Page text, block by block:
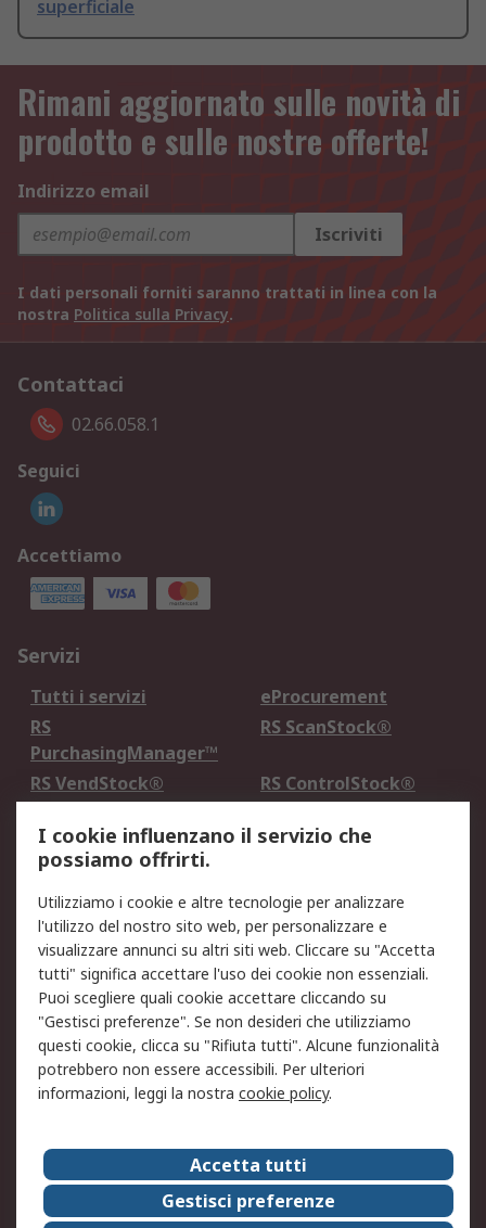
superficiale
Rimani aggiornato sulle novità di
prodotto e sulle nostre offerte!
Indirizzo email
Iscriviti
I dati personali forniti saranno trattati in linea con la
nostra Politica sulla Privacy.
Contattaci
02.66.058.1
Seguici
Accettiamo
Servizi
Tutti i servizi
eProcurement
RS
PurchasingManager™
RS ScanStock®
RS VendStock®
RS ControlStock®
Legale
Informativa Cookie
Informativa Privacy -
Aggiornata
Email Security
Termini d'uso
Condizioni di vendita
Condizioni generali di
servizio
Etica e responsabilità
Chi Siamo
Chi Siamo
Contattaci
Supporto
ESG
Carriere
RS Group
I cookie influenzano il servizio che
possiamo offrirti.
Utilizziamo i cookie e altre tecnologie per analizzare
l'utilizzo del nostro sito web, per personalizzare e
visualizzare annunci su altri siti web. Cliccare su "Accetta
tutti" significa accettare l'uso dei cookie non essenziali.
Puoi scegliere quali cookie accettare cliccando su
"Gestisci preferenze". Se non desideri che utilizziamo
questi cookie, clicca su "Rifiuta tutti". Alcune funzionalità
potrebbero non essere accessibili. Per ulteriori
informazioni, leggi la nostra cookie policy.
Accetta tutti
Gestisci preferenze